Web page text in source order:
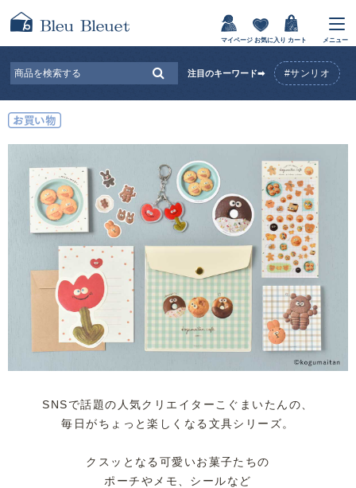
マイページ お気に入り カート メニュー
注目のキーワード➡ #サンリオ
SNSで話題の人気クリエイターこぐまいたんの、
毎日がちょっと楽しくなる文具シリーズ。
クスッとなる可愛いお菓子たちの
ポーチやメモ、シールなど